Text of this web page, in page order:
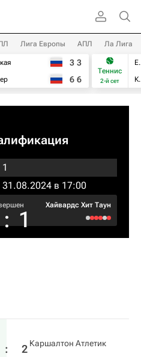
Лига Европы АПЛ Ла Лига
3 3
6 6
Теннис
2-й сет
1
31.08.2024 в 17:00
: 1
Хайвардс Хит Таун
: 2 Каршалтон Атлетик